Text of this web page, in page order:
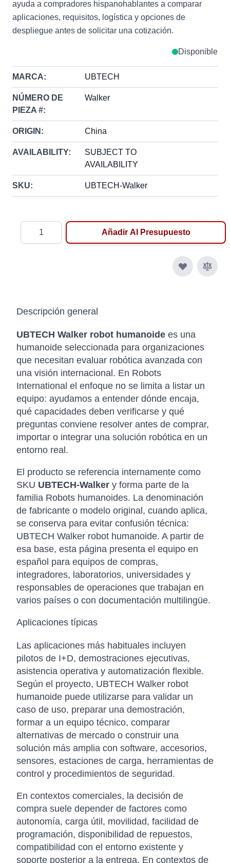
ayuda a compradores hispanohablantes a comparar
aplicaciones, requisitos, logística y opciones de
despliegue antes de solicitar una cotización.
Disponible
MARCA: UBTECH
NÚMERO DE
PIEZA #:
Walker
ORIGIN: China
AVAILABILITY:
SUBJECT TO
AVAILABILITY
SKU: UBTECH-Walker
Añadir Al Presupuesto
Descripción general
UBTECH Walker robot humanoide es una
humanoide seleccionada para organizaciones
que necesitan evaluar robótica avanzada con
una visión internacional. En Robots
International el enfoque no se limita a listar un
equipo: ayudamos a entender dónde encaja,
qué capacidades deben verificarse y qué
preguntas conviene resolver antes de comprar,
importar o integrar una solución robótica en un
entorno real.
El producto se referencia internamente como
SKU UBTECH-Walker y forma parte de la
familia Robots humanoides. La denominación
de fabricante o modelo original, cuando aplica,
se conserva para evitar confusión técnica:
UBTECH Walker robot humanoide. A partir de
esa base, esta página presenta el equipo en
español para equipos de compras,
integradores, laboratorios, universidades y
responsables de operaciones que trabajan en
varios países o con documentación multilingüe.
Aplicaciones típicas
Las aplicaciones más habituales incluyen
pilotos de I+D, demostraciones ejecutivas,
asistencia operativa y automatización flexible.
Según el proyecto, UBTECH Walker robot
humanoide puede utilizarse para validar un
caso de uso, preparar una demostración,
formar a un equipo técnico, comparar
alternativas de mercado o construir una
solución más amplia con software, accesorios,
sensores, estaciones de carga, herramientas de
control y procedimientos de seguridad.
En contextos comerciales, la decisión de
compra suele depender de factores como
autonomía, carga útil, movilidad, facilidad de
programación, disponibilidad de repuestos,
compatibilidad con el entorno existente y
soporte posterior a la entrega. En contextos de